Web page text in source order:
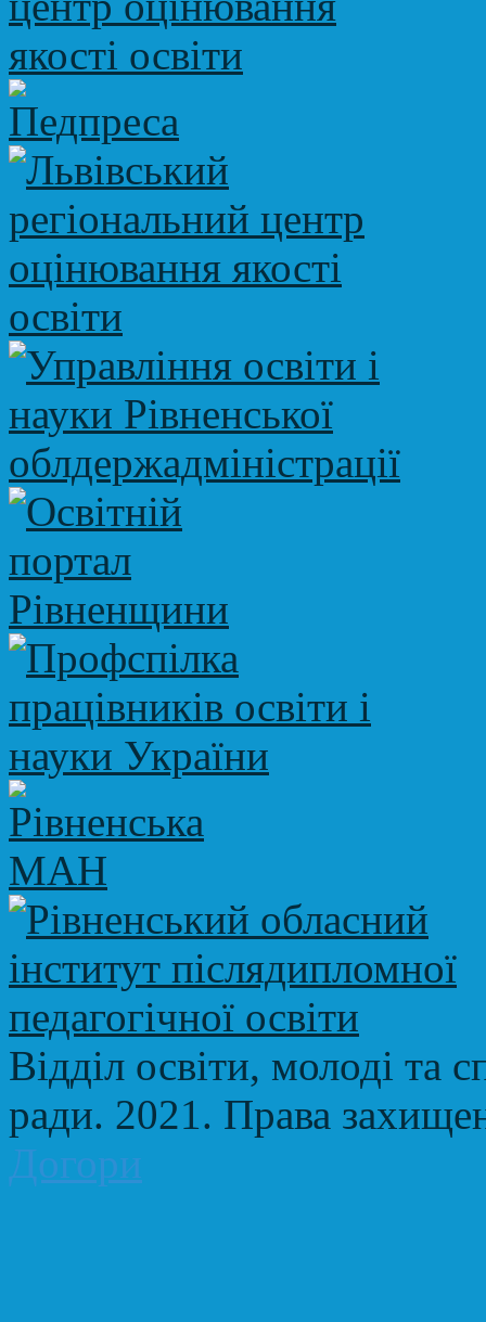
Відділ освіти, молоді та
ради. 2021. Права
Догори